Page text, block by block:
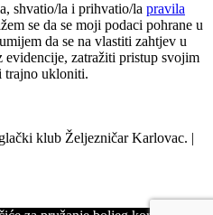
shvatio/la i prihvatio/la pravila
se da se moji podaci pohrane u
da se na vlastiti zahtjev u
evidencije, zatražiti pristup svojim
trajno ukloniti.
klub Željezničar Karlovac. |